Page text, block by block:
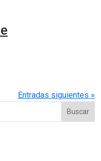
Entradas siguientes »
Buscar